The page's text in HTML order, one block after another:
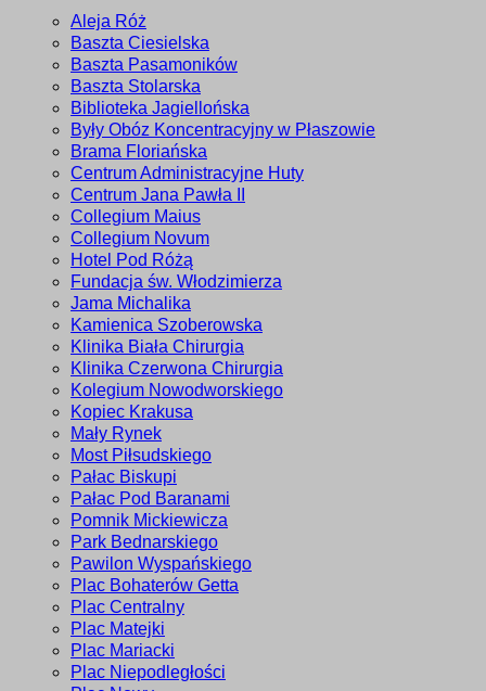
Aleja Róż
Baszta Ciesielska
Baszta Pasamoników
Baszta Stolarska
Biblioteka Jagiellońska
Były Obóz Koncentracyjny w Płaszowie
Brama Floriańska
Centrum Administracyjne Huty
Centrum Jana Pawła II
Collegium Maius
Collegium Novum
Hotel Pod Różą
Fundacja św. Włodzimierza
Jama Michalika
Kamienica Szoberowska
Klinika Biała Chirurgia
Klinika Czerwona Chirurgia
Kolegium Nowodworskiego
Kopiec Krakusa
Mały Rynek
Most Piłsudskiego
Pałac Biskupi
Pałac Pod Baranami
Pomnik Mickiewicza
Park Bednarskiego
Pawilon Wyspańskiego
Plac Bohaterów Getta
Plac Centralny
Plac Matejki
Plac Mariacki
Plac Niepodległości